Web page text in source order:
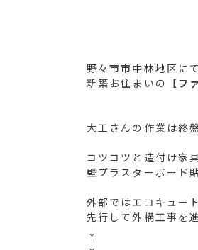
野々市市中林地区にて
新築お住まいの【フ
大工さんの作業は終
コツコツと造付け家
壁プラスターボード
外部ではエコキュー
先行して外構工事を
↓
↓